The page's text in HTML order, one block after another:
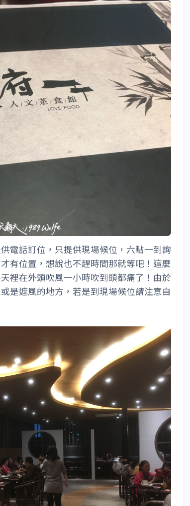
電話訂位，只提供現場候位，六點一到詢
有位置，想說也不趕時間那就等吧！這麼
裡在外頭吹風一小時吹到頭都痛了！由於
是遮風的地方，若是到現場候位請注意自